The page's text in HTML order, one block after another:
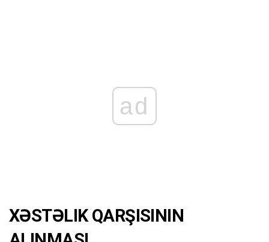
ad
XƏSTƏLIK QARŞISININ